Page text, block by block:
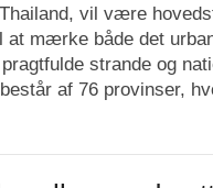
vil være
at mærke både det
strande og
af 76 provinser,